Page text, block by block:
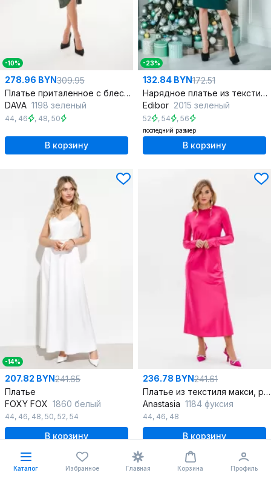
-10%
278.96 BYN309.95
Платье приталенное с блестящим напылением и вырезом на запах
DAVA 1198 зеленый
44, 46 , 48, 50
В корзину
-23%
132.84 BYN172.51
Нарядное платье из текстиля с эффектом водо и термостойкости
Edibor 2015 зеленый
52 , 54 , 56
последний размер
В корзину
-14%
207.82 BYN241.65
Платье
FOXY FOX 1860 белый
44, 46, 48, 50, 52, 54
В корзину
236.78 BYN241.61
Платье из текстиля макси, рюшами и расклешением, полусвободный крой
Anastasia 1184 фуксия
44, 46, 48
В корзину
Каталог Избранное Главная Корзина Профиль